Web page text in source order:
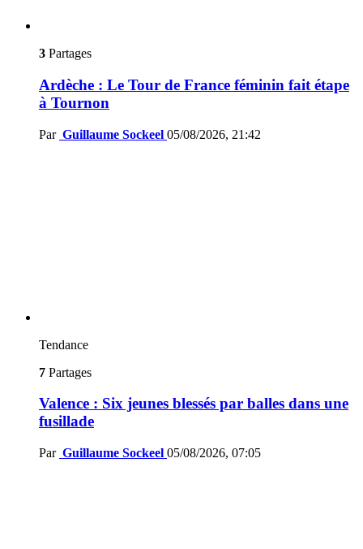
3 Partages
Ardèche : Le Tour de France féminin fait étape
à Tournon
Par Guillaume Sockeel 05/08/2026, 21:42
Tendance
7 Partages
Valence : Six jeunes blessés par balles dans une
fusillade
Par Guillaume Sockeel 05/08/2026, 07:05